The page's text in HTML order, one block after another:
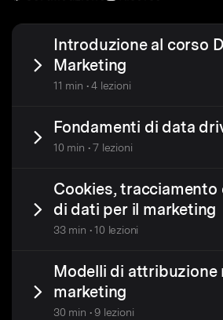
Introduzione al corso
Marketing
11 min • 4 lezioni
Fondamenti di data
10 min • 7 lezioni
Cookies, tracciamento
di dati per il marketing
33 min • 10 lezioni
Modelli di attribuzione
marketing
30 min • 9 lezioni